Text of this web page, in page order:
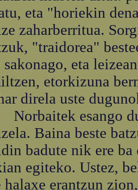
eta "horiekin
zaharberritua.
"traidorea"
sakonago, eta
etorkizuna
direla uste
esango
Baina beste
badute nik ere ba
egiteko. Ustez,
halaxe erantzun